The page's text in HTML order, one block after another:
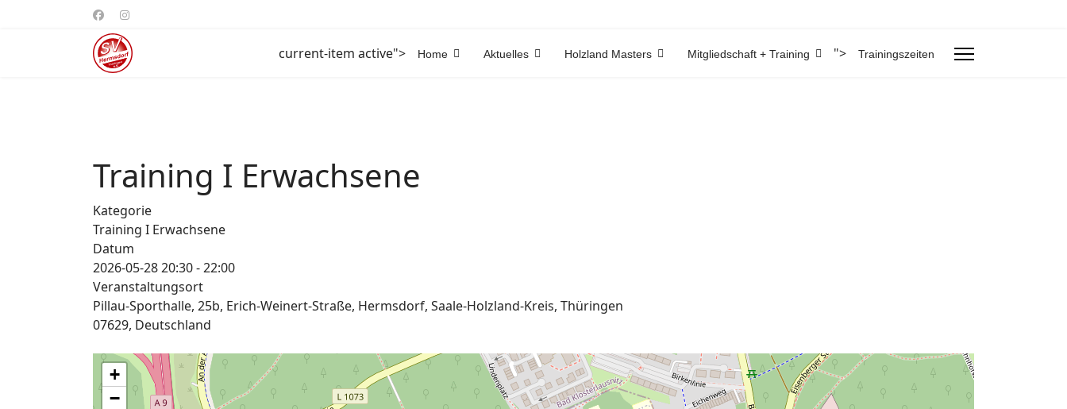
current-item active"> Home Aktuelles Holzland Masters Mitgliedschaft + Training "> Trainingszeiten
Training I Erwachsene
Kategorie
Training I Erwachsene
Datum
2026-05-2820:30-22:00
Veranstaltungsort
Pillau-Sporthalle, 25b, Erich-Weinert-Straße, Hermsdorf, Saale-Holzland-Kreis, Thüringen
07629, Deutschland
+
−